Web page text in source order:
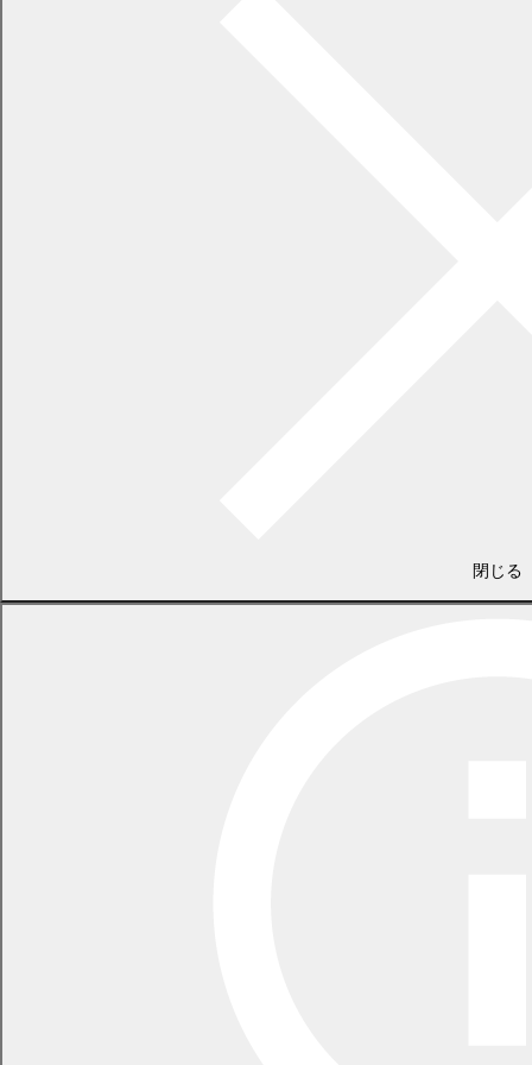
閉じる